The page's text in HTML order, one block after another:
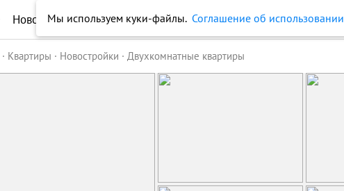
Новостройки Журнал Еще
Квартиры Новостройки Двухкомнатные квартиры
Мы используем куки-файлы. Соглашение об использовании